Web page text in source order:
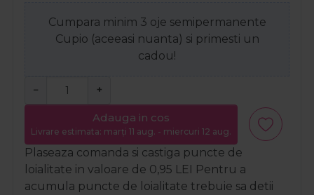
Cumpara minim 3 oje semipermanente
Cupio (aceeasi nuanta) si primesti un
cadou!
− +
Adauga in cos
Livrare estimata: marți 11 aug. - miercuri 12 aug.
Plaseaza comanda si castiga puncte de
loialitate in valoare de 0,95 LEI Pentru a
acumula puncte de loialitate trebuie sa detii